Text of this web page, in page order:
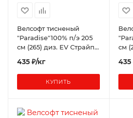
Велсофт тисненый
"Paradise"100% п/э 205
см (265) диз. EV Страйп
16-3803 (Серая чайка) Y-
20
435 ₽/кг
КУПИТЬ
см
435